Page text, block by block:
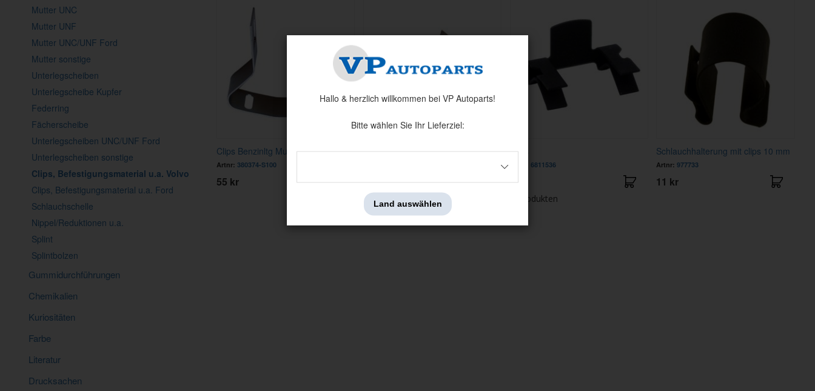
Mutter UNC
Mutter UNF
Mutter UNC/UNF Ford
Mutter sonstige
Unterlegscheiben
Unterlegscheibe Kupfer
Federring
Fächerscheibe
Unterlegscheiben UNC/UNF Ford
Unterlegscheiben sonstige
Clips, Befestigungsmaterial u.a. Volvo
Clips, Befestigungsmaterial u.a. Ford
Schlauchschelle
Nippel/Reduktionen u.a.
Splint
Splintbolzen
Gummidurchführungen
Chemikalien
Kuriositäten
Farbe
Literatur
Drucksachen
Clips Benzinltg Mustang 65-67 (-73)
Artnr: 380374-S100
55 kr
Clips
6811536
5 kr
Schlauchhalterung mit clips 10 mm
Artnr:977733
11 kr
Produkten
Hallo & herzlich willkommen bei VP Autoparts!
Bitte wählen Sie Ihr Lieferziel:
Land auswählen